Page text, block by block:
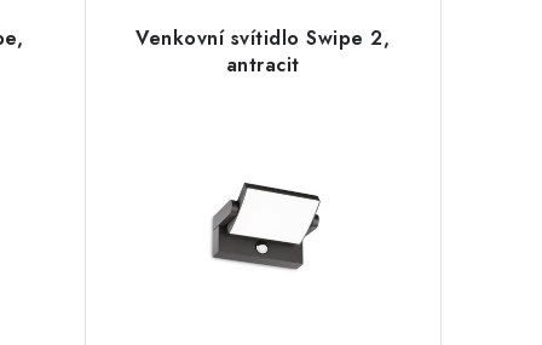
Venkovní svítidlo Swipe 2,
antracit